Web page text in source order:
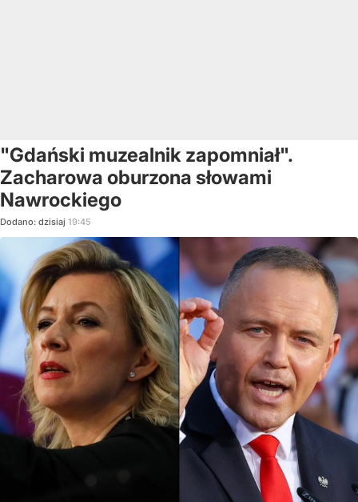
"Gdański muzealnik zapomniał".
Zacharowa oburzona słowami
Nawrockiego
Dodano: dzisiaj 19:45